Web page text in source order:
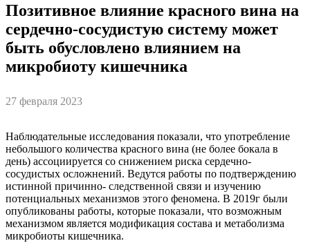
Позитивное влияние красного вина на
сердечно-сосудистую систему может
быть обусловлено влиянием на
микробиоту кишечника
27 февраля 2023
Наблюдательные исследования показали, что употребление
небольшого количества красного вина (не более бокала в
день) ассоциируется со снижением риска сердечно-
сосудистых осложнений. Ведутся работы по подтверждению
истинной причинно- следственной связи и изучению
потенциальных механизмов этого феномена. В 2019г были
опубликованы работы, которые показали, что возможным
механизмом является модификация состава и метаболизма
микробиоты кишечника.